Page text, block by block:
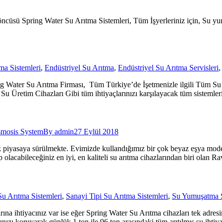
Spring Water Su Arıtma Sistemleri, Tüm İşyerleriniz için, Su
Sistemleri, Endüstriyel Su Arıtma, Endüstriyel Su Arıtma Servisleri,
Su Arıtma Firması, Tüm Türkiye’de İşetmenizle ilgili Tüm Su
Üretim Cihazları Gibi tüm ihtiyaçlarınızı karşılayacak tüm
SystemBy admin27 Eylül 2018
sürülmekte. Evimizde kullandığımız bir çok beyaz eşya
en iyi, en kaliteli su arıtma cihazlarından biri olan
Arıtma Sistemleri, Sanayi Tipi Su Arıtma Sistemleri, Su Yumuşatma
ihtiyacınız var ise eğer Spring Water Su Arıtma cihazları tek